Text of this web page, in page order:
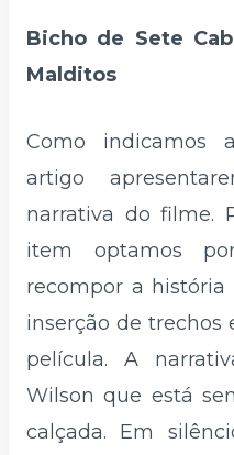
Bicho de Sete
Malditos
Como indicamos
artigo
narrativa do filme.
item optamos
recompor a história
inserção de trechos
película. A
Wilson que está
calçada. Em